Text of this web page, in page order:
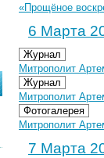
«Прощёное
6 Марта
Журнал
Митрополит
Журнал
Митрополит
Фотогалерея
Митрополит
7 Марта